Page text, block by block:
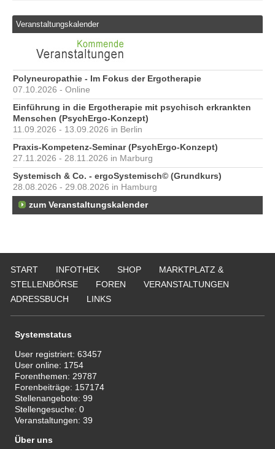
Veranstaltungskalender
Polyneuropathie - Im Fokus der Ergotherapie
07.10.2026 - Online
Einführung in die Ergotherapie mit psychisch erkrankten
Menschen (PsychErgo-Konzept)
11.09.2026 - 13.09.2026 in Berlin
Praxis-Kompetenz-Seminar (PsychErgo-Konzept)
27.11.2026 - 28.11.2026 in Marburg
Systemisch & Co. - ergoSystemisch© (Grundkurs)
28.08.2026 - 29.08.2026 in Hamburg
zum Veranstaltungskalender
START INFOTHEK SHOP
MARKTPLATZ &
STELLENBÖRSE
FOREN
VERANSTALTUNGEN
ADRESSBUCH
LINKS
Systemstatus
User registriert:63457
User online: 1754
Forenthemen: 29787
Forenbeiträge: 157174
Stellenangebote:99
Stellengesuche:0
Veranstaltungen:39
Über uns